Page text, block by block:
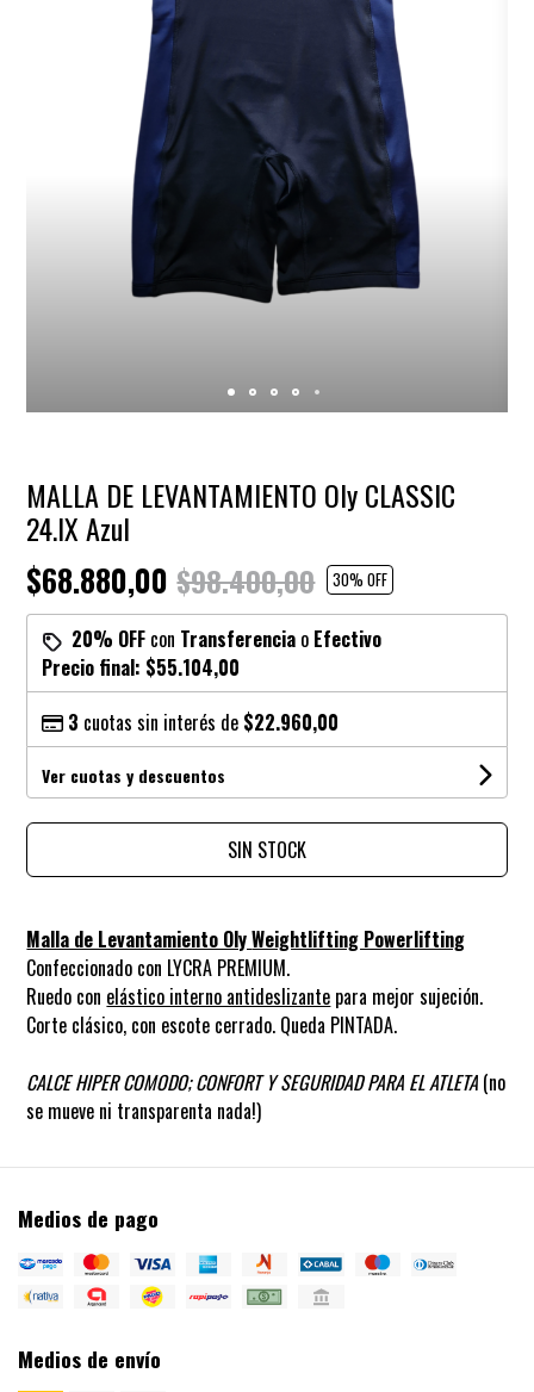
MALLA DE LEVANTAMIENTO Oly CLASSIC
24.IX Azul
$68.880,00$98.400,00 30% OFF
20% OFF con Transferencia o Efectivo
Precio final: $55.104,00
3 cuotas sin interés de $22.960,00
Ver cuotas y descuentos
SIN STOCK
Malla de Levantamiento OlyWeightlifting Powerlifting
Confeccionado con LYCRA PREMIUM.
Ruedo con elástico interno antideslizante para mejor sujeción.
Corte clásico, con escote cerrado. Queda PINTADA.
CALCE HIPER COMODO; CONFORT Y SEGURIDAD PARA EL ATLETA (no
se mueve ni transparenta nada!)
Medios de pago
Medios de envío